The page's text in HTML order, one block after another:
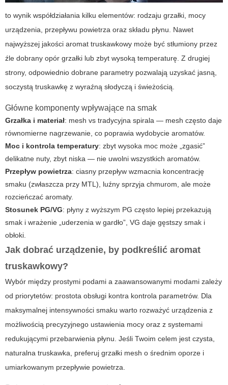
to wynik współdziałania kilku elementów: rodzaju grzałki, mocy
urządzenia, przepływu powietrza oraz składu płynu. Nawet
najwyższej jakości aromat truskawkowy może być stłumiony przez
źle dobrany opór grzałki lub zbyt wysoką temperaturę. Z drugiej
strony, odpowiednio dobrane parametry pozwalają uzyskać jasną,
soczystą truskawkę z wyraźną słodyczą i świeżością.
Główne komponenty wpływające na smak
Grzałka i materiał: mesh vs tradycyjna spirala — mesh często daje
równomierne nagrzewanie, co poprawia wydobycie aromatów.
Moc i kontrola temperatury: zbyt wysoka moc może „zgasić”
delikatne nuty, zbyt niska — nie uwolni wszystkich aromatów.
Przepływ powietrza: ciasny przepływ wzmacnia koncentrację
smaku (zwłaszcza przy MTL), luźny sprzyja chmurom, ale może
rozcieńczać aromaty.
Stosunek PG/VG: płyny z wyższym PG często lepiej przekazują
smak i wrażenie „uderzenia w gardło”, VG daje gęstszy smak i
obłoki.
Jak dobrać urządzenie, by podkreślić aromat
truskawkowy?
Wybór między prostymi podami a zaawansowanymi modami zależy
od priorytetów: prostota obsługi kontra kontrola parametrów. Dla
maksymalnej intensywności smaku warto rozważyć urządzenia z
możliwością precyzyjnego ustawienia mocy oraz z systemami
redukującymi przebarwienia płynu. Jeśli Twoim celem jest czysta,
naturalna truskawka , preferuj grzałki mesh o średnim oporze i
umiarkowanym przepływie powietrza.